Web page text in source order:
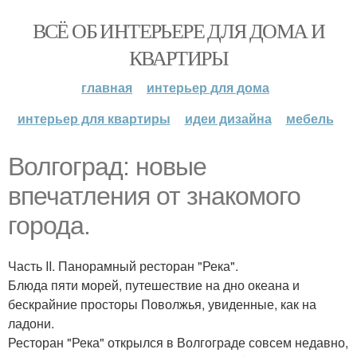
ВСЁ ОБ ИНТЕРЬЕРЕ ДЛЯ ДОМА И
КВАРТИРЫ
главная
интерьер для дома
интерьер для квартиры
идеи дизайна мебель
Волгоград: новые
впечатления от знакомого
города.
Часть II. Панорамный ресторан "Река".
Блюда пяти морей, путешествие на дно океана и
бескрайние просторы Поволжья, увиденные, как на
ладони.
Ресторан "Река" открылся в Волгограде совсем недавно,